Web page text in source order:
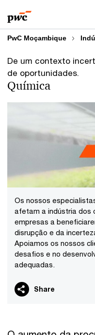
to
content
to
footer
PwC Moçambique
De um contexto
de oportunidades.
Química
Os nossos
afetam a indústria dos
empresas a
disrupção e da
Apoiamos os nossos
desafios e no
adequadas.
Share